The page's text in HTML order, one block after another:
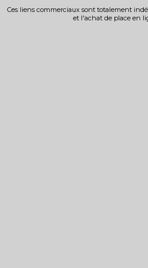
Ces liens commerciaux sont totalement
et l'achat de place en